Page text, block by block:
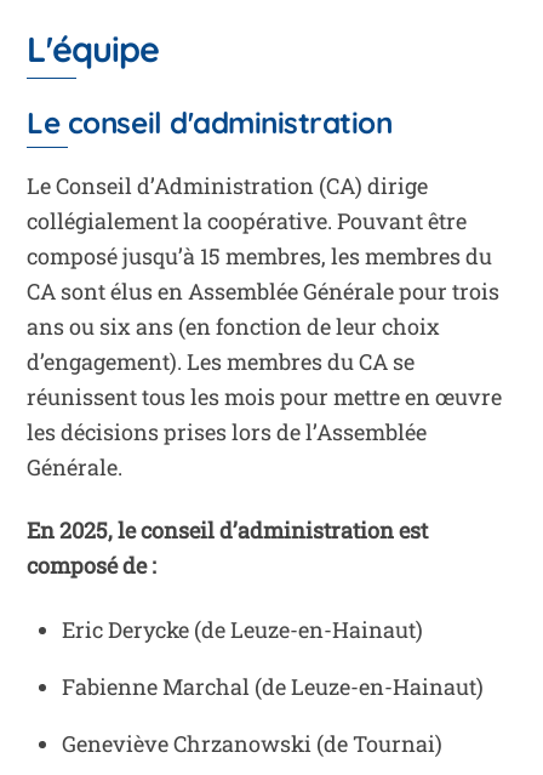
L'équipe
Le conseil d'administration
Le Conseil d’Administration (CA) dirige
collégialement la coopérative. Pouvant être
composé jusqu’à 15 membres, les membres du
CA sont élus en Assemblée Générale pour trois
ans ou six ans (en fonction de leur choix
d’engagement). Les membres du CA se
réunissent tous les mois pour mettre en œuvre
les décisions prises lors de l’Assemblée
Générale.
En 2025, le conseil d’administration est
composé de :
Eric Derycke (de Leuze-en-Hainaut)
Fabienne Marchal (de Leuze-en-Hainaut)
Geneviève Chrzanowski (de Tournai)